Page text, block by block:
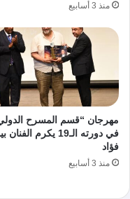
منذ 3 أسابيع
مهرجان “قسم المسرح
في دورته الـ19 يكرم
فؤاد
منذ 3 أسابيع